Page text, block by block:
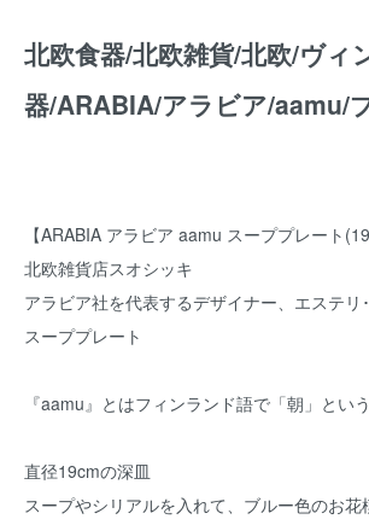
北欧食器/北欧雑貨/北欧/ヴィ
器/ARABIA/アラビア/aamu/
【ARABIA アラビア aamu スーププレー
北欧雑貨店スオシッキ
アラビア社を代表するデザイナー、エステリ
スーププレート
『aamu』とはフィンランド語で「朝」という
直径19cmの深皿
スープやシリアルを入れて、ブルー色のお